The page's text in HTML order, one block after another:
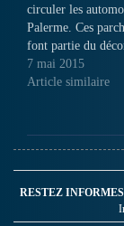
circuler les
Palerme. Ces
font partie du
chacun d’entre eux
une des places du
illégaux, ils
profane perplexe :
sont…
7 mai 2015
Article similaire
RESTEZ